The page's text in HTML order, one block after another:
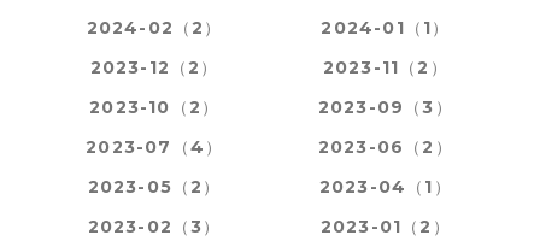
2024-02（2）
2024-01（1）
2023-12（2）
2023-11（2）
2023-10（2）
2023-09（3）
2023-07（4）
2023-06（2）
2023-05（2）
2023-04（1）
2023-02（3）
2023-01（2）